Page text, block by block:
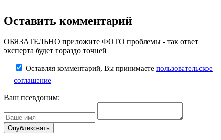
Оставить комментарий
ОБЯЗАТЕЛЬНО приложите ФОТО проблемы - так ответ
эксперта будет гораздо точней
Оставляя комментарий, Вы принимаете пользовательское
соглашение
Ваш псевдоним: